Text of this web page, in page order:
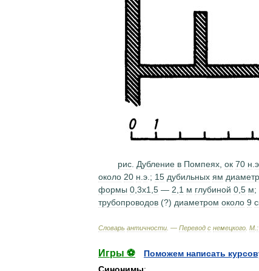
рис Дубление в Помпеях ок 70 н э
около 20 н э .; 15 дубильных ям
формы 0 3x1 5 — 2 1 м глубиной 0 5 м;
трубопроводов (?) диаметром около 9
Словарь античности . — Перевод с немецкого М :
Игры ⚽
Поможем написать